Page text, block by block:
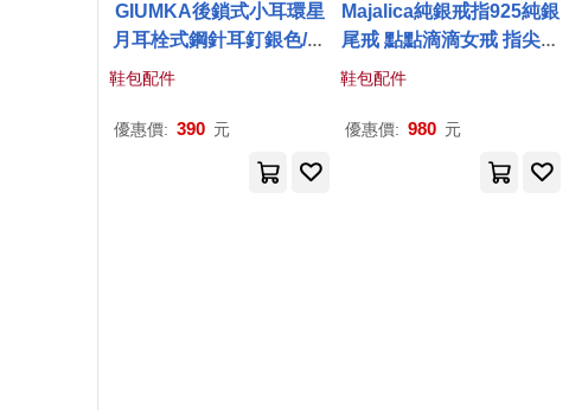
GIUMKA後鎖式小耳環星
月耳栓式鋼針耳釘銀色/玫
金色單支價格MF22051 無
鞋包配件
優惠價: 390 元
Majalica純銀戒指925純銀
尾戒 點點滴滴女戒 指尖舞
動系列 戒指可疊戴 PR210
鞋包配件
優惠價: 980 元